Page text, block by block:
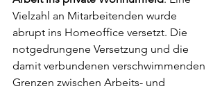
Vielzahl an Mitarbeitenden wurde
abrupt ins Homeoffice versetzt. Die
notgedrungene Versetzung und die
damit verbundenen verschwimmenden
Grenzen zwischen Arbeits- und